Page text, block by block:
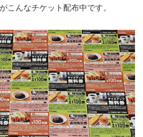
こんなチケット配布中です。